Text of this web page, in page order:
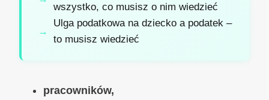
wszystko, co musisz o nim wiedzieć
Ulga podatkowa na dziecko a podatek –
to musisz wiedzieć
pracowników,